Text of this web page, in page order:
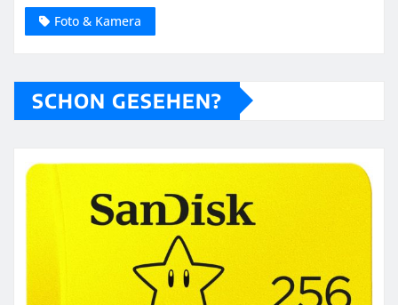
Foto & Kamera
SCHON GESEHEN?